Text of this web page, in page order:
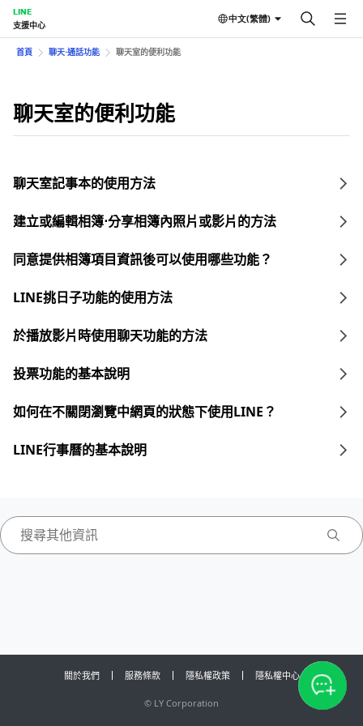
LINE
支援中心
中文(繁體)
首頁 聊天⋅通話功能 聊天室的便利功能
聊天室的便利功能
聊天室記事本的使用方法
建立或編輯相簿⋅分享相簿內照片或影片的方法
同意提供相簿項目資訊後可以使用哪些功能？
LINE挑日子功能的使用方法
於播放影片時使用聊天功能的方法
投票功能的基本說明
如何在不關閉瀏覽中網頁的狀態下使用LINE？
LINE行事曆的基本說明
關於我們 服務條款 隱私權政策 隱私權中心
© LY Corporation